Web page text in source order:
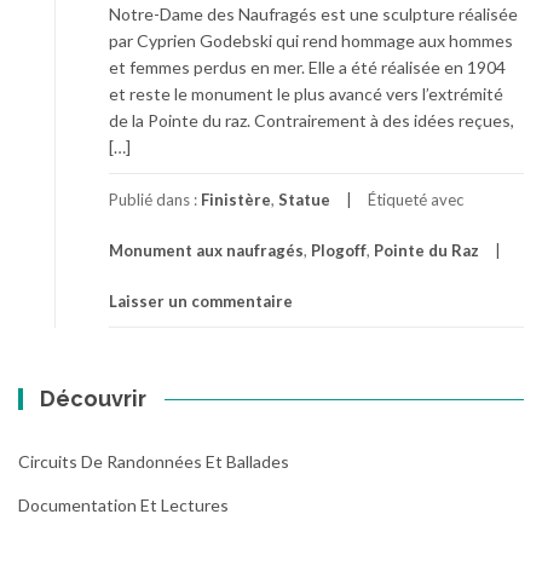
Notre-Dame des Naufragés est une sculpture réalisée
par Cyprien Godebski qui rend hommage aux hommes
et femmes perdus en mer. Elle a été réalisée en 1904
et reste le monument le plus avancé vers l’extrémité
de la Pointe du raz. Contrairement à des idées reçues,
[…]
Publié dans : Finistère, Statue Étiqueté avec
Monument aux naufragés, Plogoff, Pointe du Raz
Laisser un commentaire
Découvrir
Circuits De Randonnées Et Ballades
Documentation Et Lectures